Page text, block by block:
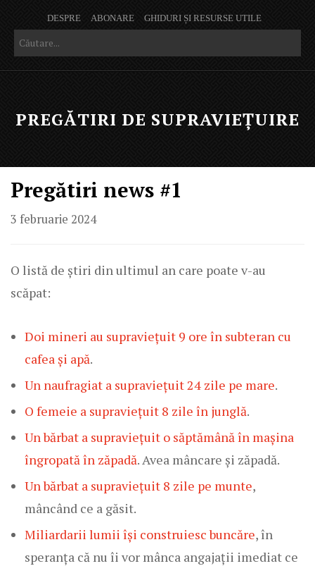
DESPRE ABONARE GHIDURI ȘI RESURSE UTILE
PREGĂTIRI DE SUPRAVIEȚUIRE
Pregătiri news #1
3 februarie 2024
O listă de știri din ultimul an care poate v-au
scăpat:
Doi mineri au supraviețuit 9 ore în subteran cu
cafea și apă.
Un naufragiat a supraviețuit 24 zile pe mare.
O femeie a supraviețuit 8 zile în junglă.
Un bărbat a supraviețuit o săptămână în mașina
îngropată în zăpadă. Avea mâncare și zăpadă.
Un bărbat a supraviețuit 8 zile pe munte,
mâncând ce a găsit.
Miliardarii lumii își construiesc buncăre, în
speranța că nu îi vor mânca angajații imediat ce